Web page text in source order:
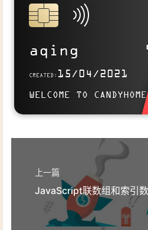
aqing
CREATED: 15/04/2021
WELCOME TO CANDYHOME
SITELINK
Use this card to join the candyhome
Welcome to aqing's
上一篇
JavaScript联数组和索引